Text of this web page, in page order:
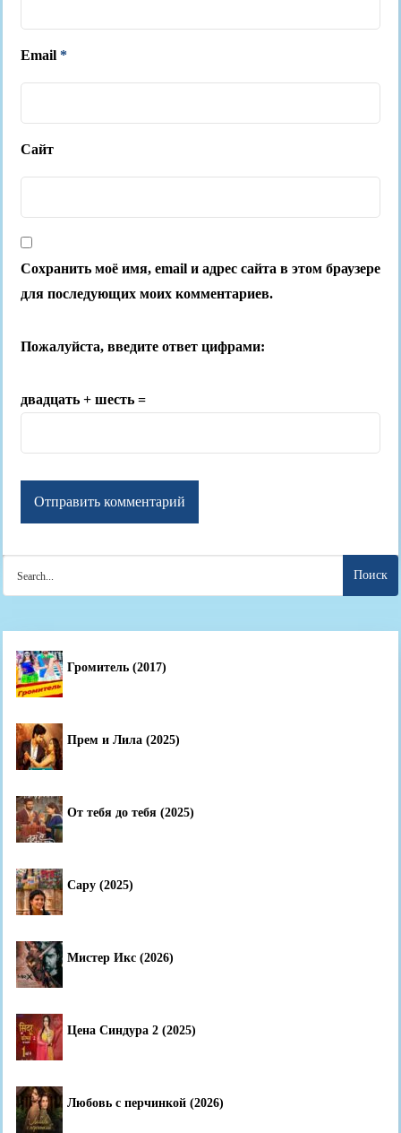
Email *
Сайт
Сохранить моё имя, email и адрес сайта в этом браузере
для последующих моих комментариев.
Пожалуйста, введите ответ цифрами:
двадцать + шесть =
for:
Громитель (2017)
Прем и Лила (2025)
От тебя до тебя (2025)
Сару (2025)
Мистер Икс (2026)
Цена Синдура 2 (2025)
Любовь с перчинкой (2026)